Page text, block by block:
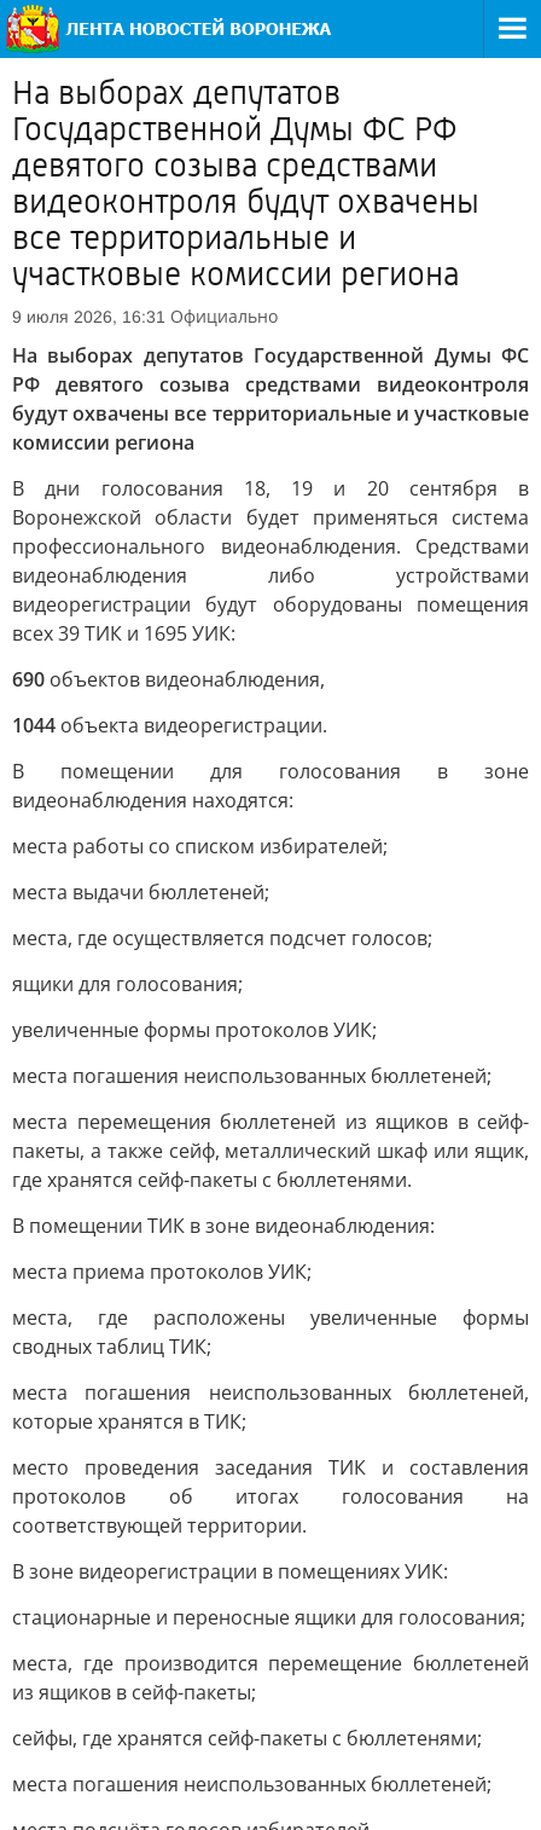
На выборах депутатов
Государственной Думы ФС РФ
девятого созыва средствами
видеоконтроля будут охвачены
все территориальные и
участковые комиссии региона
9 июля 2026, 16:31 Официально
На выборах депутатов Государственной Думы ФС
РФ девятого созыва средствами видеоконтроля
будут охвачены все территориальные и участковые
комиссии региона
В дни голосования 18, 19 и 20 сентября в
Воронежской области будет применяться система
профессионального видеонаблюдения. Средствами
видеонаблюдения либо устройствами
видеорегистрации будут оборудованы помещения
всех 39 ТИК и 1695 УИК:
690 объектов видеонаблюдения,
1044 объекта видеорегистрации.
В помещении для голосования в зоне
видеонаблюдения находятся:
места работы со списком избирателей;
места выдачи бюллетеней;
места, где осуществляется подсчет голосов;
ящики для голосования;
увеличенные формы протоколов УИК;
места погашения неиспользованных бюллетеней;
места перемещения бюллетеней из ящиков в сейф-
пакеты, а также сейф, металлический шкаф или ящик,
где хранятся сейф-пакеты с бюллетенями.
В помещении ТИК в зоне видеонаблюдения:
места приема протоколов УИК;
места, где расположены увеличенные формы
сводных таблиц ТИК;
места погашения неиспользованных бюллетеней,
которые хранятся в ТИК;
место проведения заседания ТИК и составления
протоколов об итогах голосования на
соответствующей территории.
В зоне видеорегистрации в помещениях УИК:
стационарные и переносные ящики для голосования;
места, где производится перемещение бюллетеней
из ящиков в сейф-пакеты;
сейфы, где хранятся сейф-пакеты с бюллетенями;
места погашения неиспользованных бюллетеней;